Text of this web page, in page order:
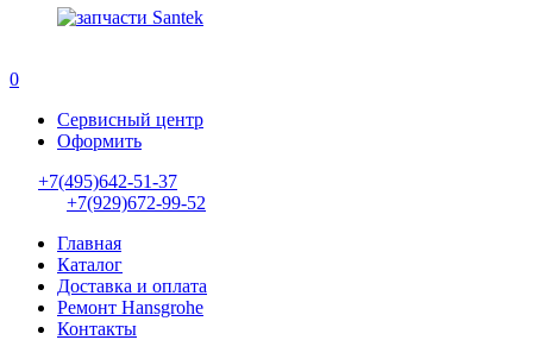
0
Сервисный центр
Оформить
+7(495)642-51-37
+7(929)672-99-52
Главная
Каталог
Доставка и оплата
Ремонт Hansgrohe
Контакты